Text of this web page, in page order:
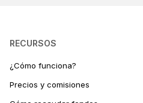
RECURSOS
¿Cómo funciona?
Precios y comisiones